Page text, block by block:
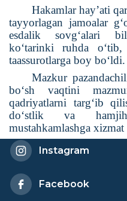
Hakamlar hay’ati
tayyorlagan jamoalar
esdalik sovg‘alari
ko‘tarinki ruhda
taassurotlarga boy bo‘ldi.
Mazkur
bo‘sh vaqtini
qadriyatlarni targ‘ib
do‘stlik va
mustahkamlashga
Instagram
Facebook